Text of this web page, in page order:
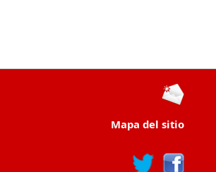
Mapa del sitio